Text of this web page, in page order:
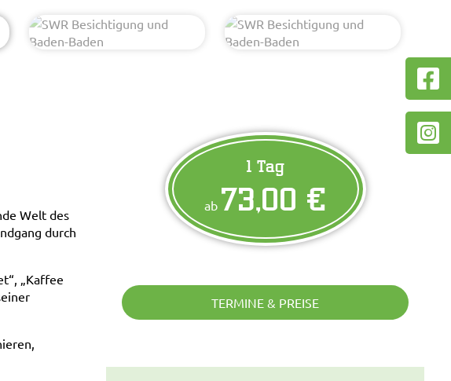
Welt des
durch
„Kaffee
1 Tag
ab 73,00 €
TERMINE & PREISE